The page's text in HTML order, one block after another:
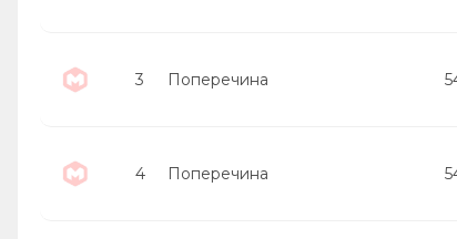
3 Поперечина
4 Поперечина